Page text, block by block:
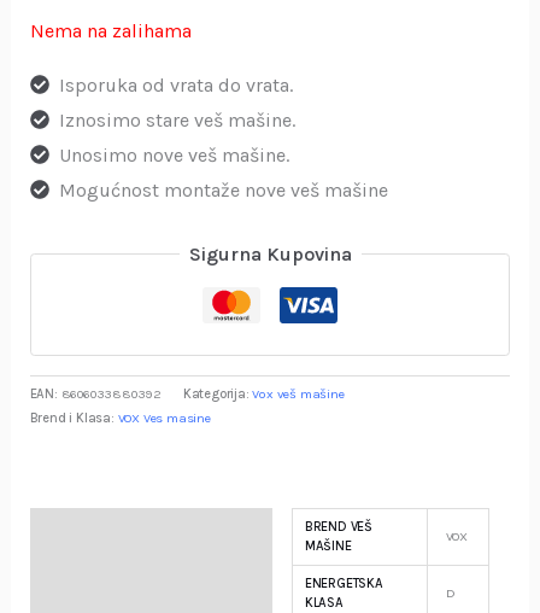
Nema na zalihama
Isporuka od vrata do vrata.
Iznosimo stare veš mašine.
Unosimo nove veš mašine.
Mogućnost montaže nove veš mašine
Sigurna Kupovina
EAN: 8606033880392 Kategorija:Vox veš mašine
Brend i Klasa: VOX Ves masine
BREND VEŠ
MAŠINE
VOX
ENERGETSKA
KLASA
D